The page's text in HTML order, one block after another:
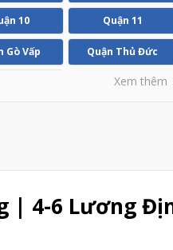
10 Quận 11
Gò Vấp Quận Thủ Đức
Xem thêm
| 4-6 Lương